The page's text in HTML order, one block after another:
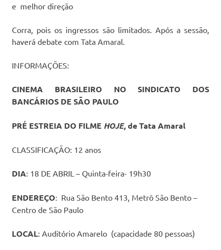
e melhor direção
Corra, pois os ingressos são limitados. Após a sessão,
haverá debate com Tata Amaral.
INFORMAÇÕES:
CINEMA BRASILEIRO NO SINDICATO DOS
BANCÁRIOS DE SÃO PAULO
PRÉ ESTREIA DO FILME HOJE, de Tata Amaral
CLASSIFICAÇÃO: 12 anos
DIA: 18 DE ABRIL – Quinta-feira- 19h30
ENDEREÇO: Rua São Bento 413, Metrô São Bento –
Centro de São Paulo
LOCAL: Auditório Amarelo (capacidade 80 pessoas)